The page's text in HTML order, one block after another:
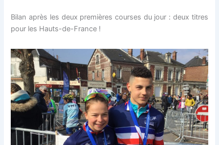
Bilan après les deux premières courses du jour : deux titres
pour les Hauts-de-France !